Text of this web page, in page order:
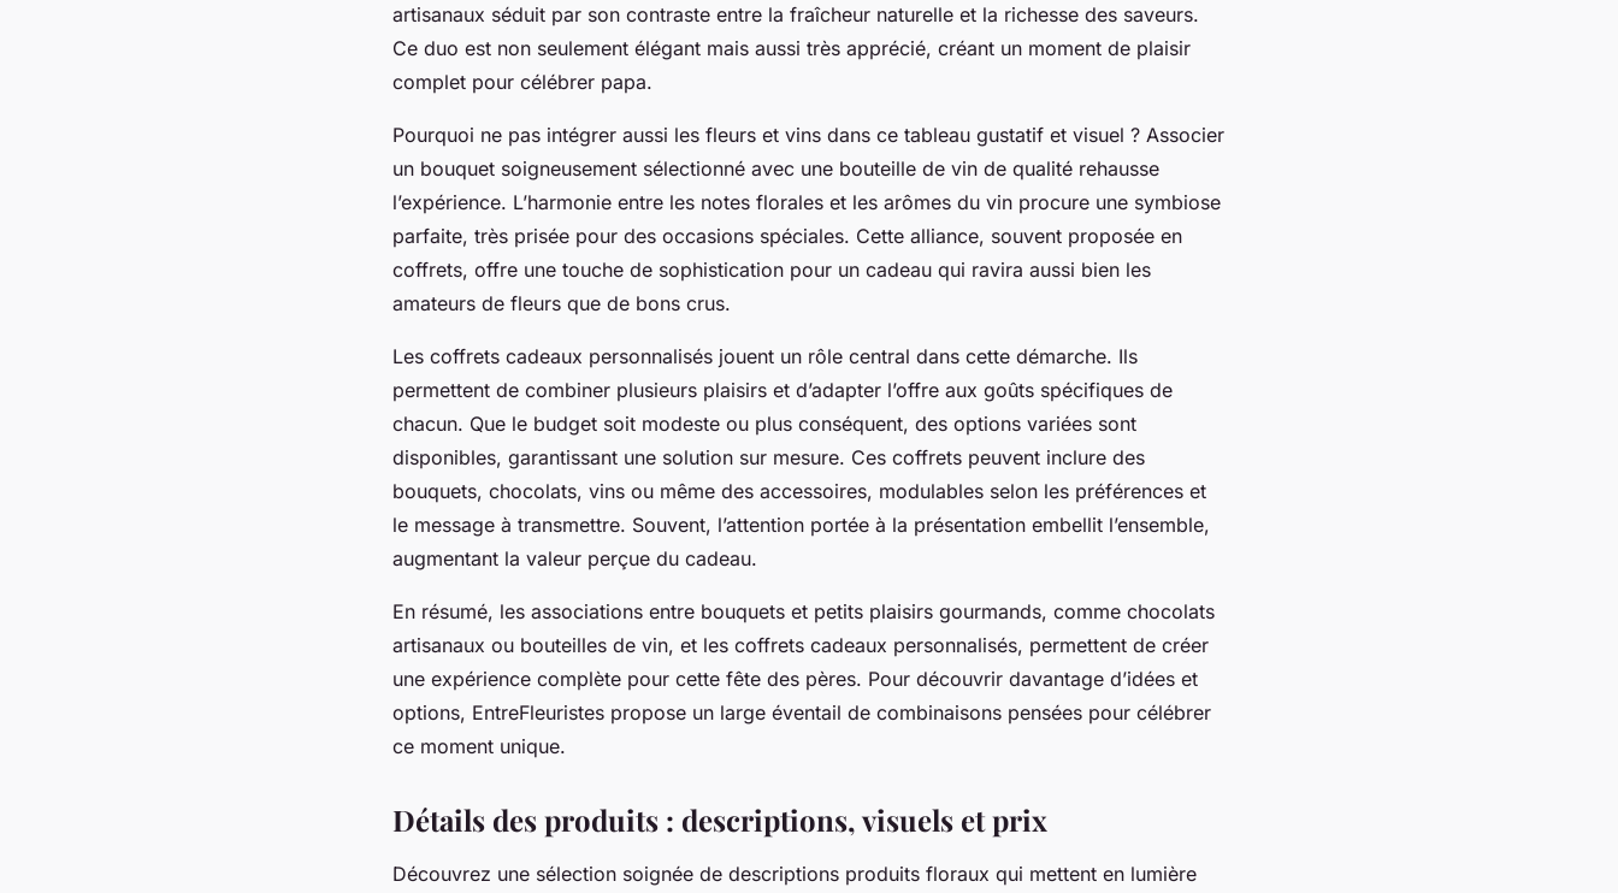
artisanaux séduit par son contraste entre la fraîcheur naturelle et la richesse des saveurs.
Ce duo est non seulement élégant mais aussi très apprécié, créant un moment de plaisir
complet pour célébrer papa.
Pourquoi ne pas intégrer aussi les fleurs et vins dans ce tableau gustatif et visuel ? Associer
un bouquet soigneusement sélectionné avec une bouteille de vin de qualité rehausse
l’expérience. L’harmonie entre les notes florales et les arômes du vin procure une symbiose
parfaite, très prisée pour des occasions spéciales. Cette alliance, souvent proposée en
coffrets, offre une touche de sophistication pour un cadeau qui ravira aussi bien les
amateurs de fleurs que de bons crus.
Les coffrets cadeaux personnalisés jouent un rôle central dans cette démarche. Ils
permettent de combiner plusieurs plaisirs et d’adapter l’offre aux goûts spécifiques de
chacun. Que le budget soit modeste ou plus conséquent, des options variées sont
disponibles, garantissant une solution sur mesure. Ces coffrets peuvent inclure des
bouquets, chocolats, vins ou même des accessoires, modulables selon les préférences et
le message à transmettre. Souvent, l’attention portée à la présentation embellit l’ensemble,
augmentant la valeur perçue du cadeau.
En résumé, les associations entre bouquets et petits plaisirs gourmands, comme chocolats
artisanaux ou bouteilles de vin, et les coffrets cadeaux personnalisés, permettent de créer
une expérience complète pour cette fête des pères. Pour découvrir davantage d’idées et
options, EntreFleuristes propose un large éventail de combinaisons pensées pour célébrer
ce moment unique.
Détails des produits : descriptions, visuels et prix
Découvrez une sélection soignée de descriptions produits floraux qui mettent en lumière